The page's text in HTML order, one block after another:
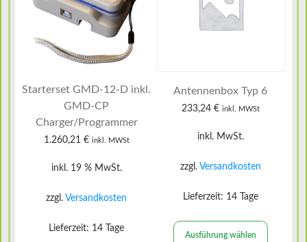
Starterset GMD-12-D inkl.
GMD-CP
Charger/Programmer
1.260,21 € inkl. MWSt
inkl. 19 % MwSt.
zzgl.Versandkosten
Lieferzeit: 14 Tage
Antennenbox Typ 6
233,24 € inkl. MWSt
inkl. MwSt.
zzgl. Versandkosten
Lieferzeit: 14 Tage
Ausführung wählen
Varianten
Produktseite